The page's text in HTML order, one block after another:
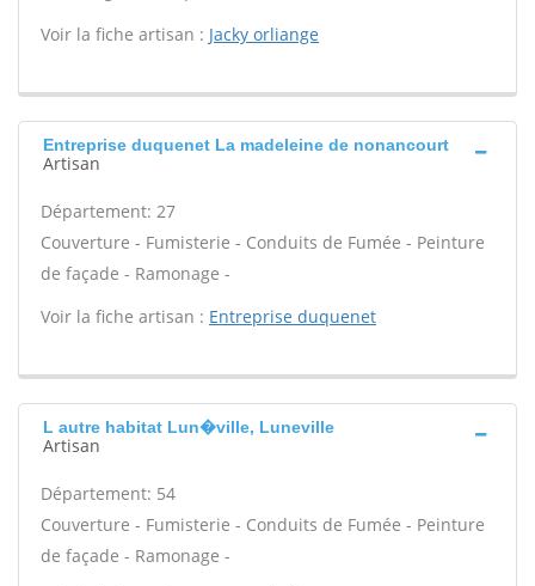
Voir la fiche artisan : Jacky orliange
Entreprise duquenet La madeleine de nonancourt
Artisan
Département: 27
Couverture - Fumisterie - Conduits de Fumée - Peinture
de façade - Ramonage -
Voir la fiche artisan : Entreprise duquenet
L autre habitat Lun�ville, Luneville
Artisan
Département: 54
Couverture - Fumisterie - Conduits de Fumée - Peinture
de façade - Ramonage -